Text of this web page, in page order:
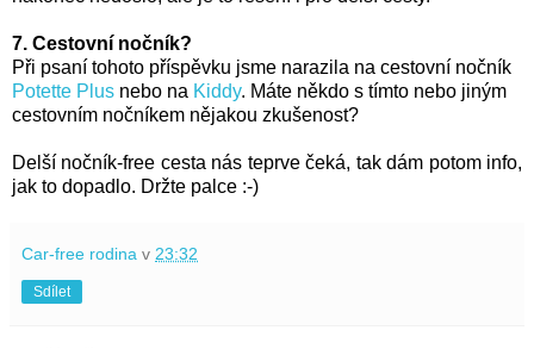
7. Cestovní nočník?
Při psaní tohoto příspěvku jsme narazila na cestovní nočník
Potette Plus nebo na Kiddy. Máte někdo s tímto nebo jiným
cestovním nočníkem nějakou zkušenost?
Delší nočník-free cesta nás teprve čeká, tak dám potom info,
jak to dopadlo. Držte palce :-)
Car-free rodina v 23:32
Sdílet